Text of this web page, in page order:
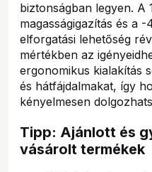
biztonságban legyen. A
magasságigazítás és a
elforgatási lehetőség
mértékben az
ergonomikus kialakítás
és hátfájdalmakat, így
kényelmesen
Tipp: Ajánlott és
vásárolt termékek